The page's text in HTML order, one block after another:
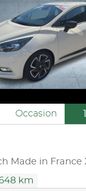
Occasion
km